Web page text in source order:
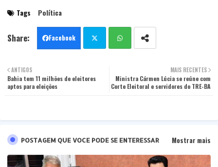
Tags Política
Facebook
ter tsa
MAIS RECENTES
Ministra Cármen Lúcia se reúne com
Corte Eleitoral e servidores do TRE-BA
ANTIGOS
Bahia tem 11 milhões de eleitores
aptos para eleições
POSTAGEM QUE VOCE PODE SE ENTERESSAR Mostrar mais